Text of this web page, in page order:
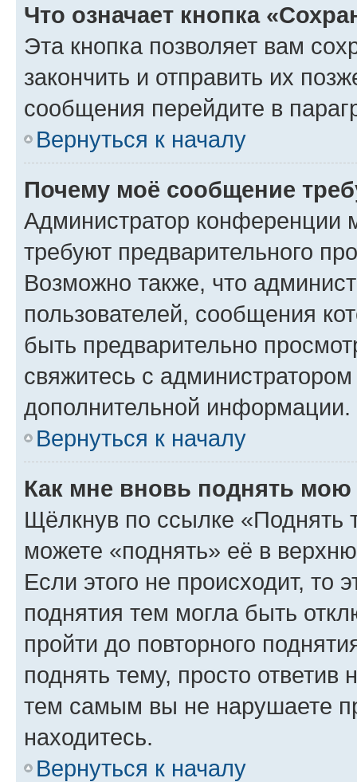
Что означает кнопка
Эта кнопка позволяет вам
закончить и отправить их
сообщения перейдите в
Вернуться к началу
Почему моё сообщение
Администратор конференции
требуют предварительного
Возможно также, что
пользователей, сообщения
быть предварительно
свяжитесь с
дополнительной информации.
Вернуться к началу
Как мне вновь поднять мою
Щёлкнув по ссылке «Поднять
можете «поднять» её в
Если этого не происходит, то
поднятия тем могла быть
пройти до повторного
поднять тему, просто ответив
тем самым вы не нарушаете
находитесь.
Вернуться к началу